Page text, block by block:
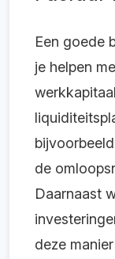
Een goede
je helpen
de
Daarnaast
deze